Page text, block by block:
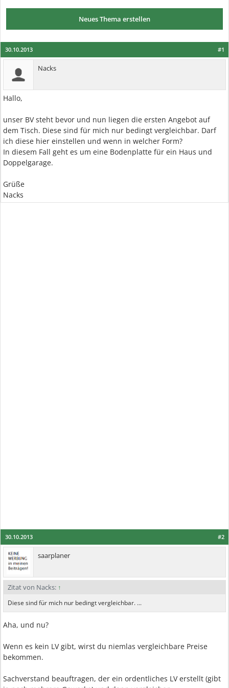
Neues Thema erstellen
#1
30.10.2013
Nacks
Hallo,
unser BV steht bevor und nun liegen die ersten Angebot auf
dem Tisch. Diese sind für mich nur bedingt vergleichbar. Darf
ich diese hier einstellen und wenn in welcher Form?
In diesem Fall geht es um eine Bodenplatte für ein Haus und
Doppelgarage.
Grüße
Nacks
#2
30.10.2013
saarplaner
Zitat von Nacks: ↑
Diese sind für mich nur bedingt vergleichbar. ...
Aha, und nu?
Wenn es kein LV gibt, wirst du niemlas vergleichbare Preise
bekommen.
Sachverstand beauftragen, der ein ordentliches LV erstellt (gibt